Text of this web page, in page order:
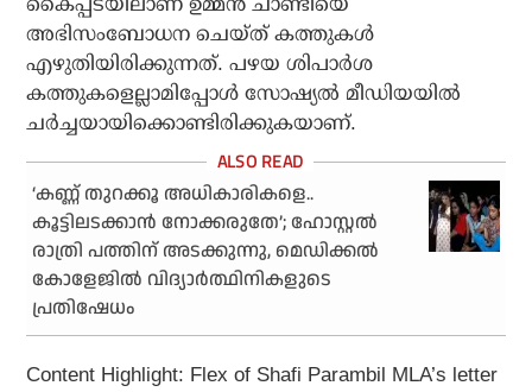
അഭിസംബോധന ചെയ്ത് കത്തുകള്‍
എഴുതിയിരിക്കുന്നത്. പഴയ ശിപാര്‍ശ
കത്തുകളെല്ലാമിപ്പോള്‍ സോഷ്യല്‍ മീഡിയയില്‍
ചര്‍ച്ചയായിക്കൊണ്ടിരിക്കുകയാണ്.
‘കണ്ണ് തുറക്കൂ അധികാരികളെ..
കൂട്ടിലടക്കാന്‍ നോക്കരുതേ’; ഹോസ്റ്റല്‍
രാത്രി പത്തിന് അടക്കുന്നു, മെഡിക്കല്‍
കോളേജില്‍ വിദ്യാര്‍ത്ഥിനികളുടെ
പ്രതിഷേധം
Content Highlight: Flex of Shafi Parambil MLA’s letter